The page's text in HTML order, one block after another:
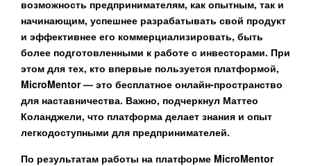
возможность предпринимателям, как опытным, так и
начинающим, успешнее разрабатывать свой продукт
и эффективнее его коммерциализировать, быть
более подготовленными к работе с инвесторами. При
этом для тех, кто впервые пользуется платформой,
MicroMentor — это бесплатное онлайн-пространство
для наставничества. Важно, подчеркнул Маттео
Коланджели, что платформа делает знания и опыт
легкодоступными для предпринимателей.
По результатам работы на платформе MicroMentor